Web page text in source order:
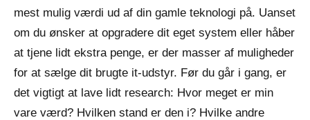
mest mulig værdi ud af din gamle teknologi på. Uanset
om du ønsker at opgradere dit eget system eller håber
at tjene lidt ekstra penge, er der masser af muligheder
for at sælge dit brugte it-udstyr. Før du går i gang, er
det vigtigt at lave lidt research: Hvor meget er min
vare værd? Hvilken stand er den i? Hvilke andre